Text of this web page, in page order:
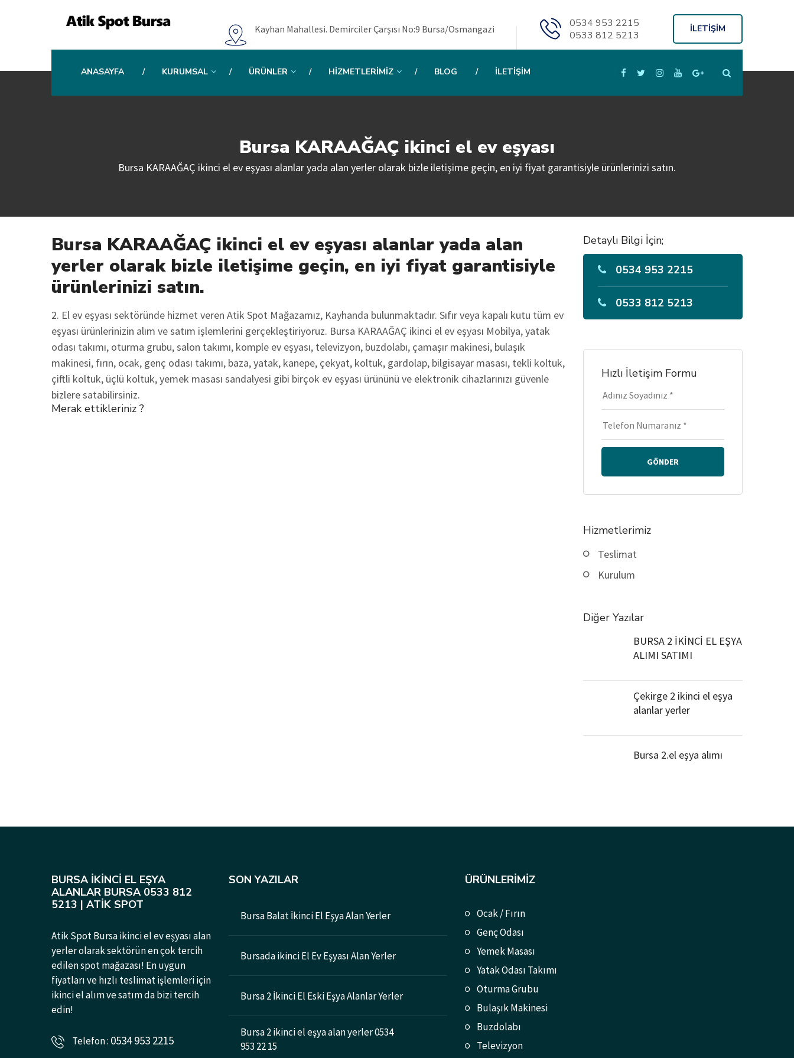
Kayhan Mahallesi. Demirciler Çarşısı No:9 Bursa/Osmangazi
0534 953 2215
0533 812 5213
İLETİŞİM
ANASAYFA KURUMSAL ÜRÜNLER HIZMETLERIMIZ BLOG İLETIŞIM
Bursa KARAAĞAÇ ikinci el ev eşyası
Bursa KARAAĞAÇ ikinci el ev eşyası alanlar yada alan yerler olarak bizle iletişime geçin, en iyi fiyat garantisiyle ürünlerinizi satın.
Bursa KARAAĞAÇ ikinci el ev eşyası alanlar yada alan
yerler olarak bizle iletişime geçin, en iyi fiyat garantisiyle
ürünlerinizi satın.
2. El ev eşyası sektöründe hizmet veren Atik Spot Mağazamız, Kayhanda bulunmaktadır. Sıfır veya kapalı kutu tüm ev
eşyası ürünlerinizin alım ve satım işlemlerini gerçekleştiriyoruz. Bursa KARAAĞAÇ ikinci el ev eşyası Mobilya, yatak
odası takımı, oturma grubu, salon takımı, komple ev eşyası, televizyon, buzdolabı, çamaşır makinesi, bulaşık
makinesi, fırın, ocak, genç odası takımı, baza, yatak, kanepe, çekyat, koltuk, gardolap, bilgisayar masası, tekli koltuk,
çiftli koltuk, üçlü koltuk, yemek masası sandalyesi gibi birçok ev eşyası ürününü ve elektronik cihazlarınızı güvenle
bizlere satabilirsiniz.
Merak ettikleriniz ?
Detaylı Bilgi İçin;
0534 953 2215
0533 812 5213
Hızlı İletişim Formu
GÖNDER
Hizmetlerimiz
Teslimat
Kurulum
Diğer Yazılar
BURSA 2 İKİNCİ EL EŞYA
ALIMI SATIMI
Çekirge 2 ikinci el eşya
alanlar yerler
Bursa 2.el eşya alımı
BURSA İKINCI EL EŞYA
ALANLAR BURSA 0533 812
5213 | ATIK SPOT
Atik Spot Bursa ikinci el ev eşyası alan
yerler olarak sektörün en çok tercih
edilen spot mağazası! En uygun
fiyatları ve hızlı teslimat işlemleri için
ikinci el alım ve satım da bizi tercih
edin!
Telefon : 0534 953 2215
SON YAZILAR
Bursa Balat İkinci El Eşya Alan Yerler
Bursada ikinci El Ev Eşyası Alan Yerler
Bursa 2 İkinci El Eski Eşya Alanlar Yerler
Bursa 2 ikinci el eşya alan yerler 0534
953 22 15
ÜRÜNLERIMIZ
Ocak / Fırın
Genç Odası
Yemek Masası
Yatak Odası Takımı
Oturma Grubu
Bulaşık Makinesi
Buzdolabı
Televizyon